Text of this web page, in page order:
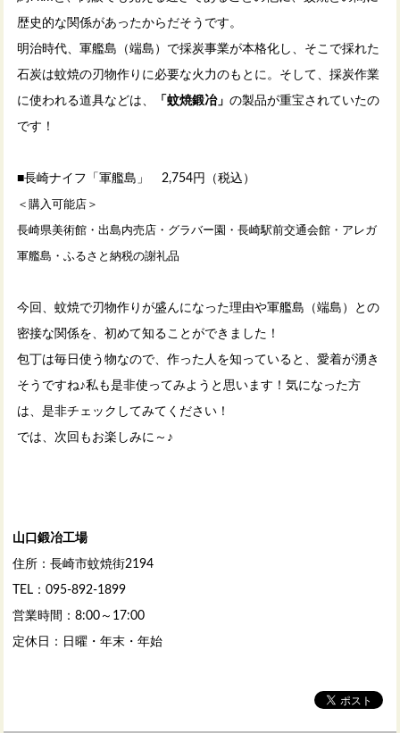
歴史的な関係があったからだそうです。
明治時代、軍艦島（端島）で採炭事業が本格化し、そこで採れた
石炭は蚊焼の刃物作りに必要な火力のもとに。そして、採炭作業
に使われる道具などは、 「蚊焼鍛冶」の製品が重宝されていたの
です！
■長崎ナイフ「軍艦島」 2,754円（税込）
＜購入可能店＞
長崎県美術館・出島内売店・グラバー園・長崎駅前交通会館・アレガ
軍艦島・ふるさと納税の謝礼品
今回、蚊焼で刃物作りが盛んになった理由や軍艦島（端島）との
密接な関係を、初めて知ることができました！
包丁は毎日使う物なので、作った人を知っていると、愛着が湧き
そうですね♪私も是非使ってみようと思います！気になった方
は、是非チェックしてみてください！
では、次回もお楽しみに～♪
山口鍛冶工場
住所：長崎市蚊焼街2194
TEL：095-892-1899
営業時間：8:00～17:00
定休日：日曜・年末・年始